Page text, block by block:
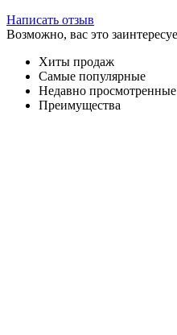
Написать отзыв
Возможно, вас это
Хиты продаж
Самые популярные
Недавно просмотренные
Преимущества